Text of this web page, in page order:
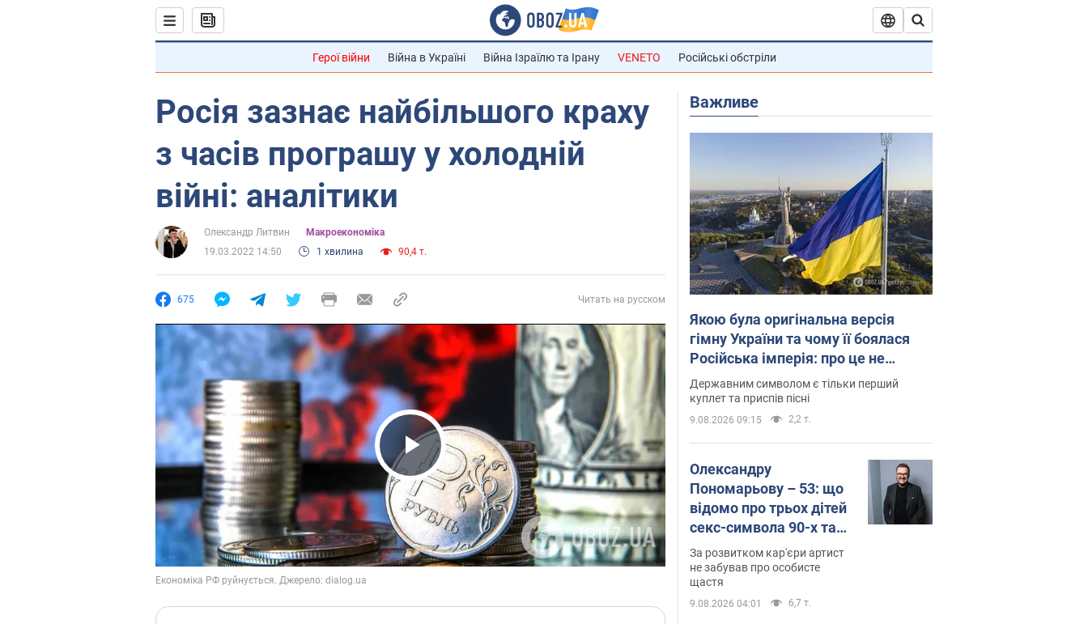
Герої війни Війна в Україні Війна Ізраїлю та Ірану VENETO Російські обстріли
Росія зазнає найбільшого краху
з часів програшу у холодній
війні: аналітики
Олександр Литвин
Mакроекономіка
19.03.2022 14:50
1 хвилина 90,4 т.
675 Читать на русском
Play Video
Важливе
Якою була оригінальна версія
гімну України та чому її боялася
Російська імперія: про це не
розповідають у школі
Державним символом є тільки перший
куплет та приспів пісні
9.08.2026 09:15 2,2 т.
Олександру
Пономарьову – 53: що
відомо про трьох дітей
секс-символа 90-х та
який вигляд вони
мають
За розвитком кар'єри артист
не забував про особисте
щастя
9.08.2026 04:01 6,7 т.